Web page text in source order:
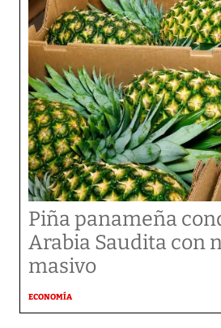
Piña panameña
Arabia Saudita con
masivo
ECONOMÍA